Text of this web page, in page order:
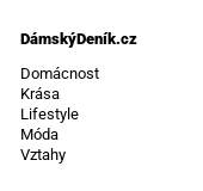
DámskýDeník.cz
Domácnost
Krása
Lifestyle
Móda
Vztahy